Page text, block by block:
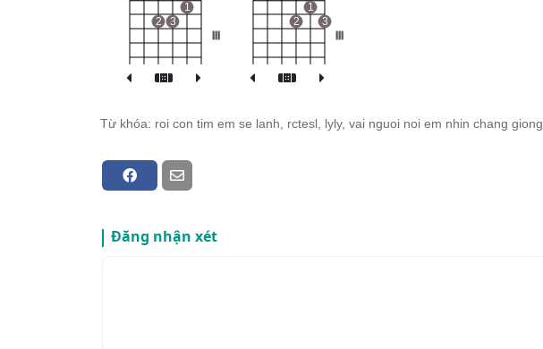
2 3
1
2
1
3
Từ khóa: roi con tim em se lanh, rctesl, lyly, vai nguoi noi em nhin chang giong
Đăng nhận xét